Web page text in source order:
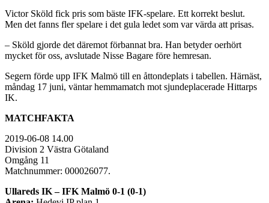
Victor Sköld fick pris som bäste IFK-spelare. Ett korrekt beslut.
Men det fanns fler spelare i det gula ledet som var värda att prisas.
– Sköld gjorde det däremot förbannat bra. Han betyder oerhört
mycket för oss, avslutade Nisse Bagare före hemresan.
Segern förde upp IFK Malmö till en åttondeplats i tabellen. Härnäst,
måndag 17 juni, väntar hemmamatch mot sjundeplacerade Hittarps
IK.
MATCHFAKTA
2019-06-08 14.00
Division 2 Västra Götaland
Omgång 11
Matchnummer: 000026077.
Ullareds IK – IFK Malmö 0-1 (0-1)